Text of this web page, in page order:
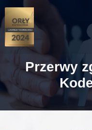
Przerwy